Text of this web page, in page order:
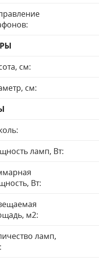
см:
см:
ламп, Вт:
Вт:
м2:
ламп,